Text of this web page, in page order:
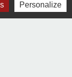
cette page
Personalize